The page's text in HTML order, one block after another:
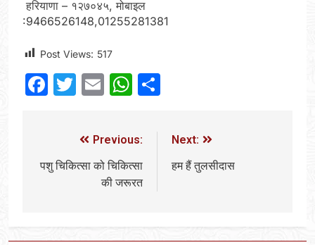
हरियाणा – १२७०४५, मोबाइल
:9466526148,01255281381
Post Views: 517
Facebook
Twitter
EmailWhatsApp
Previous:
पशु चिकित्सा को चिकित्सा
की जरूरत
Next:
हम हैं तुलसीदास